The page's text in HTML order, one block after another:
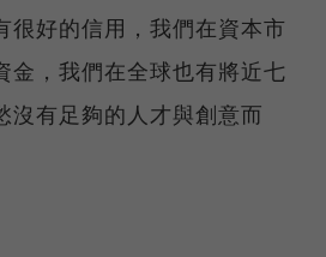
很好的信用，我們在資本市
金，我們在全球也有將近七
沒有足夠的人才與創意而